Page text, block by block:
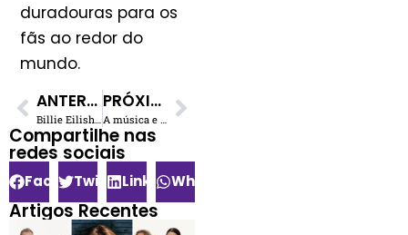
duradouras para os
fãs ao redor do
mundo.
ANTERIOR
Billie Eilish lançará nova música para a trilha sonora de ‘Barbie’
PRÓXIMO
A música e o AC/DC são a fonte de energia para o presidente ucraniano Volodymyr Zelensky
Compartilhe nas
redes sociais​
FacebookTwitterLinkedInWhatsApp
Artigos Recentes